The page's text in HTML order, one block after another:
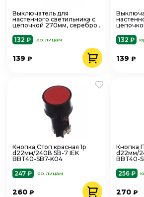
Выключатель для
настенного светильника с
цепочкой 270мм, серебро
132 ₽
юр. лицам
139 ₽
132 ₽
139₽
Кнопка Стоп красная 1р
d22мм/240В SВ-7 IEK
BBT40-SB7-K04
247 ₽
юр. лицам
260 ₽
Кнопка
d22мм/
BBT40-
256 ₽
270₽